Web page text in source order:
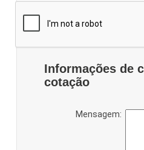
Informações de
cotação
Mensagem: